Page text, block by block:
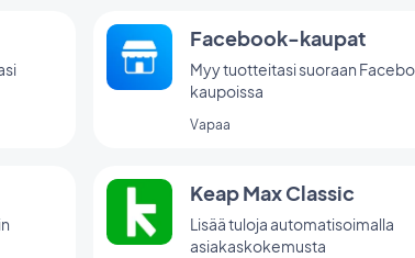
Facebook-kaupat
Myy tuotteitasi suoraan
kaupoissa
Vapaa
Keap Max Classic
Lisää tuloja automatisoimalla
asiakaskokemusta